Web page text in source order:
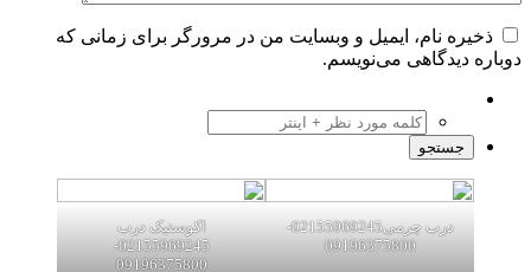
ذخیره نام، ایمیل و وبسایت من در مرورگر برای زمانی که
دوباره دیدگاهی می‌نویسم.
درب چرمی02155969245-
09196375800
اکوستیک درب
02155969245-
09196375800